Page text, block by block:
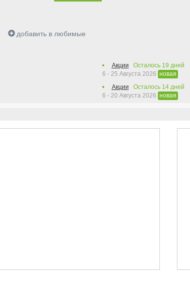
добавить в любимые
Акции Осталось 19 дней
6 - 25 Августа 2026 новая
Акции
Осталось 14дней
6 - 20 Августа 2026 новая